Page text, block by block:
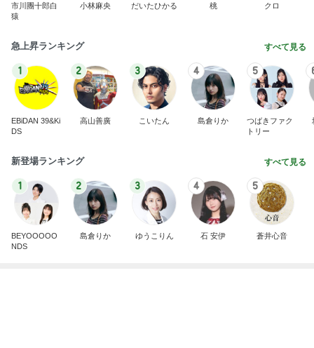
市川團十郎白
猿
小林麻央 だいたひかる 桃 クロ
急上昇ランキング すべて見る
1
EBiDAN 39&Ki
DS
2
高山善廣
3
こいたん
4
島倉りか
5
つばきファク
トリー
新登場ランキング すべて見る
1
BEYOOOOO
NDS
2
島倉りか
3
ゆうこりん
4
石 安伊
5
蒼井心音